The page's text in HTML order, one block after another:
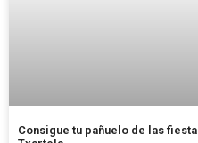
Consigue tu pañuelo de las